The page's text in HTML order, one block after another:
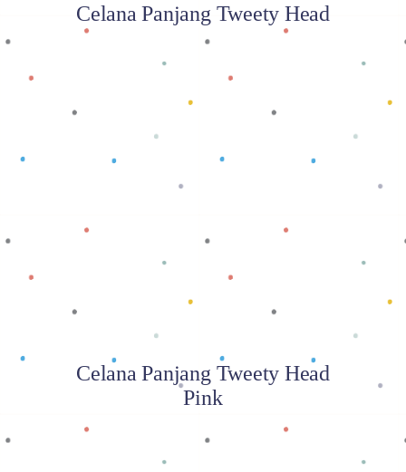
Celana Panjang Tweety Head
Celana Panjang Tweety Head
Pink